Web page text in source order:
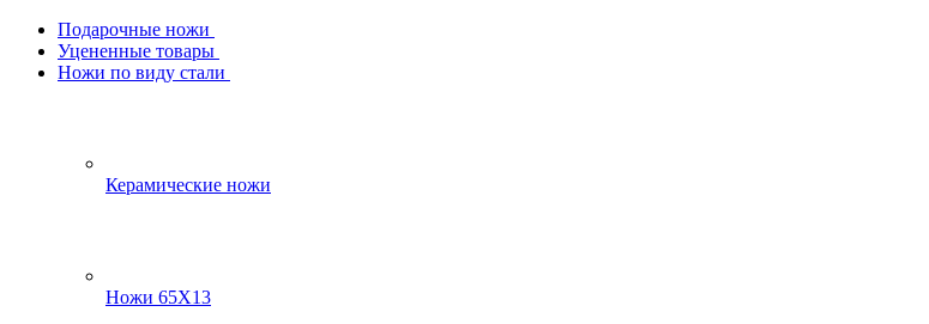
Подарочные ножи
Уцененные товары
Ножи по виду стали
Керамические ножи
Ножи 65Х13